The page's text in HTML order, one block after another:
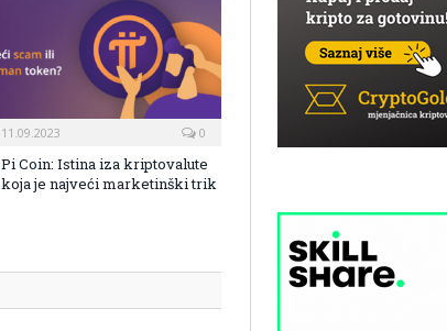
11.09.2023 0
Pi Coin: Istina iza kriptovalute
koja je najveći marketinški trik